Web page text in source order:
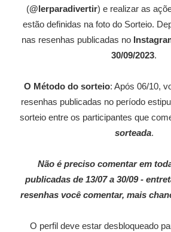
(@lerparadivertir) e realizar as
estão definidas na foto do Sorteio.
nas resenhas publicadas no
30/09/2023.
O Método do sorteio: Após 06/10,
resenhas publicadas no período
sorteio entre os participantes que
sorteada.
Não é preciso comentar em
publicadas de 13/07 a 30/09 -
resenhas você comentar, mais
O perfil deve estar desbloqueado